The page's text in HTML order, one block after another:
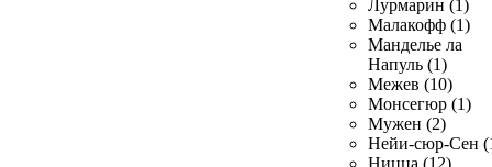
Лурмарин (1)
Малакофф (1)
Манделье ла
Напуль (1)
Межев (10)
Монсегюр (1)
Мужен (2)
Нейи-сюр-Сен
Ницца (12)